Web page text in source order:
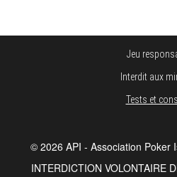
Jeu
Interdit aux
Tests et
© 2026 API - Association Poker
INTERDICTION VOLONTAIRE